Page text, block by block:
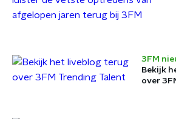
3FM
Bekijk
over